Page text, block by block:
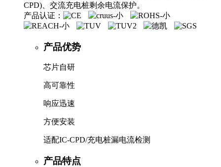
CPD)、交流充电桩剩余电流保护。
产品认证：
产品优势
芯片自研
高可靠性
响应迅速
方便安装
适配IC-CPD/充电桩漏电流检测
产品特点